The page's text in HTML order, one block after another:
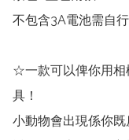
不包含3A電池需自
☆一款可以俾你用相
具！
小動物會出現係你既